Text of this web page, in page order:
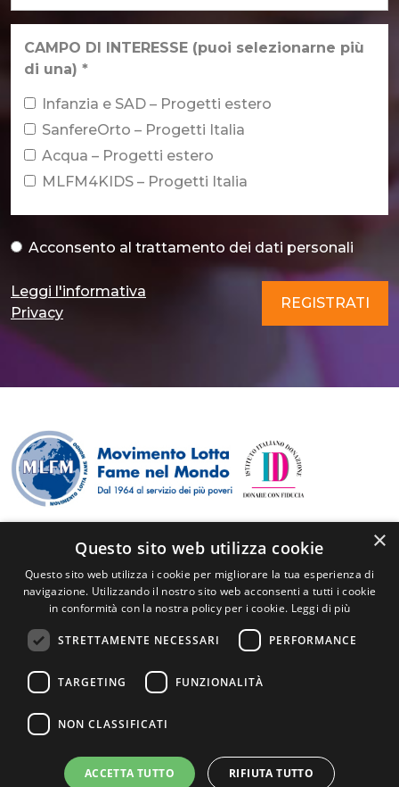
Email*
CAMPO DI INTERESSE (puoi selezionarne più
di una) *
Infanzia e SAD – Progetti estero
SanfereOrto – Progetti Italia
Acqua – Progetti estero
MLFM4KIDS – Progetti Italia
Acconsento al trattamento dei dati personali
Acconsento al trattamento dei dati personali*
Leggi l'informativa
Privacy
REGISTRATI
P.I./C.F. 84511630158
info@mlfm.it
+39 0371420766
Via Togliatti, 18 - 26900 Lodi
Scrivici su WhatsApp
×
Questo sito web utilizza cookie
Questo sito web utilizza i cookie per migliorare la tua esperienza di
navigazione. Utilizzando il nostro sito web acconsenti a tutti i cookie
in conformità con la nostra policy per i cookie. Leggi di più
STRETTAMENTE NECESSARI PERFORMANCE
TARGETING FUNZIONALITÀ
NON CLASSIFICATI
ACCETTA TUTTO RIFIUTA TUTTO